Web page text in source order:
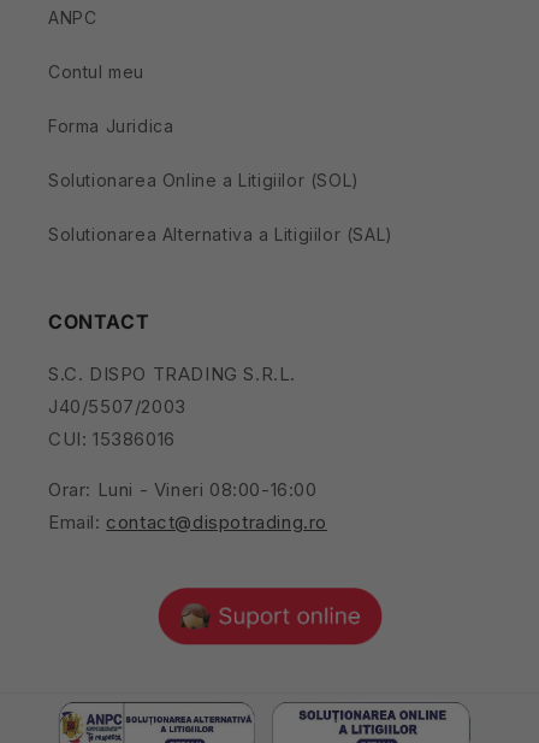
ANPC
Contul meu
Forma Juridica
Solutionarea Online a Litigiilor (SOL)
Solutionarea Alternativa a Litigiilor (SAL)
CONTACT
S.C. DISPO TRADING S.R.L.
J40/5507/2003
CUI: 15386016
Orar: Luni - Vineri 08:00-16:00
Email: contact@dispotrading.ro